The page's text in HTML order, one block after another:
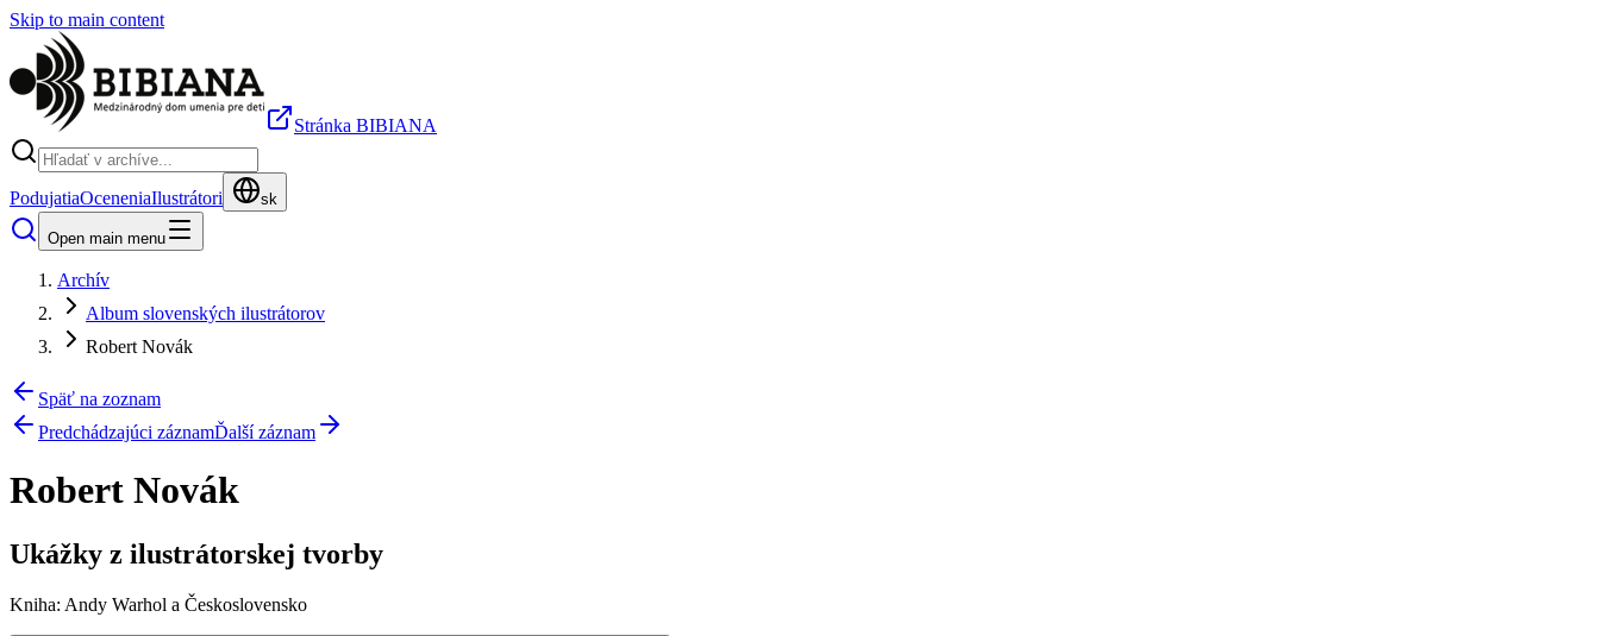
Skip to main content
Stránka BIBIANA
PodujatiaOceneniaIlustrátori sk
Open main menu
Archív
Album slovenských ilustrátorov
Robert Novák
Späť na zoznam
Predchádzajúci záznamĎalší záznam
Robert Novák
Ukážky z ilustrátorskej tvorby
Kniha: Andy Warhol a Československo